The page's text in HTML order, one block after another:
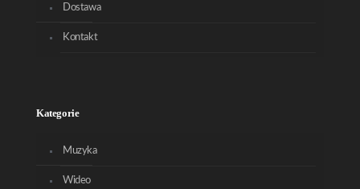
Dostawa
Kontakt
Kategorie
Muzyka
Wideo